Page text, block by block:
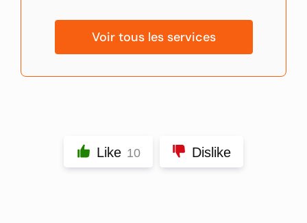
Voir tous les services
Like 10 Dislike